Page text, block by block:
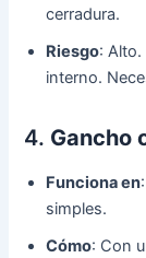
cerradura.
Riesgo:
interno.
4. Gancho
Funciona en
simples.
Cómo: Con